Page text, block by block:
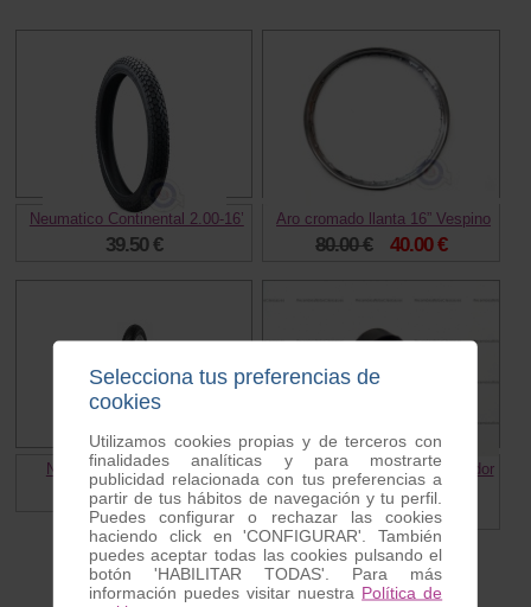
Neumatico Continental 2.00-16’
39.50 €
Aro cromado llanta 16” Vespino
80.00 € 40.00 €
Neumatico MITAS 2.25-16
30.00 €
Medio Casquillo Rodillo Variador
Vespino
0.45 €
Selecciona tus preferencias de
cookies
Utilizamos cookies propias y de terceros con
finalidades analíticas y para mostrarte
publicidad relacionada con tus preferencias a
partir de tus hábitos de navegación y tu perfil.
Puedes configurar o rechazar las cookies
haciendo click en 'CONFIGURAR'. También
puedes aceptar todas las cookies pulsando el
botón 'HABILITAR TODAS'. Para más
información puedes visitar nuestra Política de